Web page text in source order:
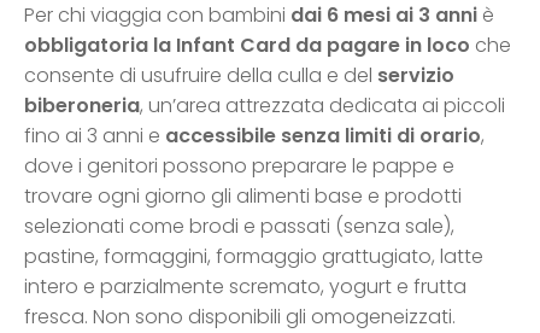
Per chi viaggia con bambini dai 6 mesi ai 3 anni è
obbligatoria la Infant Card da pagare in loco che
consente di usufruire della culla e del servizio
biberoneria, un’area attrezzata dedicata ai piccoli
fino ai 3 anni e accessibile senza limiti di orario,
dove i genitori possono preparare le pappe e
trovare ogni giorno gli alimenti base e prodotti
selezionati come brodi e passati (senza sale),
pastine, formaggini, formaggio grattugiato, latte
intero e parzialmente scremato, yogurt e frutta
fresca. Non sono disponibili gli omogeneizzati.